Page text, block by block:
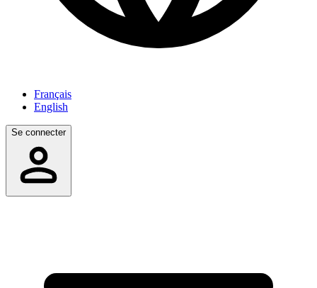
Français
English
Se connecter